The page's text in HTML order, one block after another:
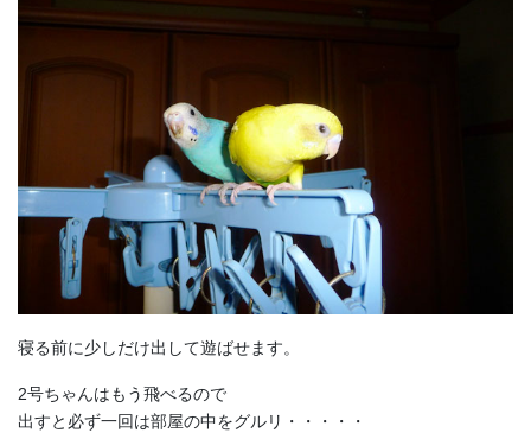
寝る前に少しだけ出して遊ばせます。
2号ちゃんはもう飛べるので
出すと必ず一回は部屋の中をグルリ・・・・・